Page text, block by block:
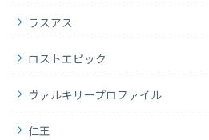
ラスアス
ロストエピック
ヴァルキリープロファイル
仁王